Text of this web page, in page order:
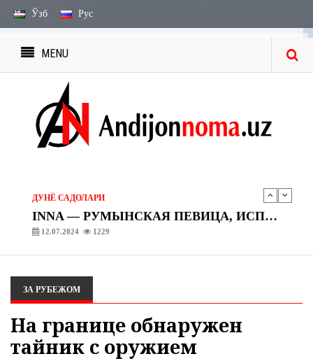
Ўзб Рус
MENU
ПАНОРАМА
АВТОМОБИЛЬНЫЕ ГРУЗОПЕРЕВОЗКИ
07.06.2024 826
ДУНЁ САДОЛАРИ
ДУНЁ САДОЛАРИ
INNA — РУМЫНСКАЯ ПЕВИЦА, ИСПОЛНИТЕЛЬНИЦА ТАНЦЕВАЛЬНОЙ МУЗЫКИ
12.07.2024 1229
12.07.2024 801
ПАНОРАМА
07.06.2024 826
ДУНЁ САДОЛАРИ
ЗА РУБЕЖОМ
На границе обнаружен
тайник с оружием